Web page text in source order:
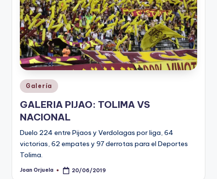
Publicado
en
Galería
GALERIA PIJAO: TOLIMA VS
NACIONAL
Duelo 224 entre Pijaos y Verdolagas por liga, 64
victorias, 62 empates y 97 derrotas para el Deportes
Tolima.
Publicado
Joan Orjuela 20/06/2019